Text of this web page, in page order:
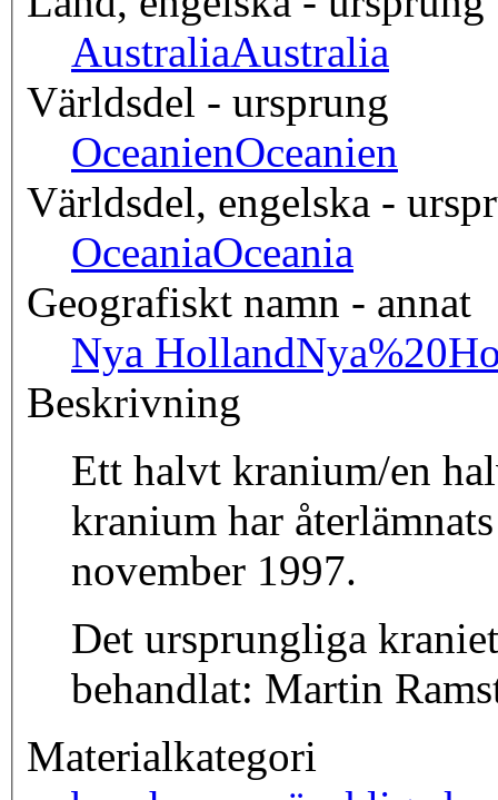
AustraliaAustralia
Världsdel - ursprung
OceanienOceanien
Världsdel, engelska -
OceaniaOceania
Geografiskt namn - annat
Nya Holland
Beskrivning
Ett halvt kranium/en
kranium har
november 1997.
Det ursprungliga
behandlat: Martin
Materialkategori